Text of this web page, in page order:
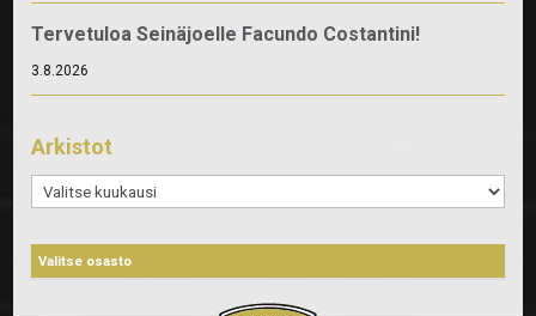
Tervetuloa Seinäjoelle Facundo Costantini!
3.8.2026
Arkistot
Arkistot